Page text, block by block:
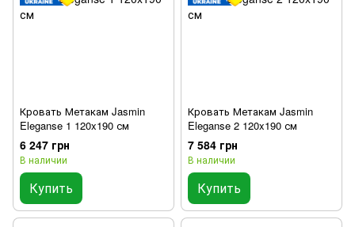
Кровать Метакам Jasmin
Eleganse 1 120x190 см
6 247 грн
В наличии
Купить
Кровать Метакам Jasmin
Eleganse 2 120x190 см
7 584 грн
В наличии
Купить